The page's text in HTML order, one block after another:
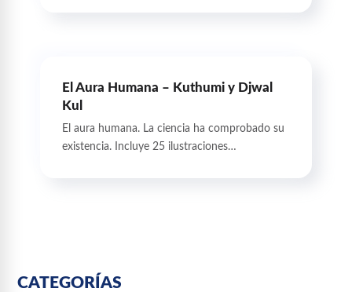
El Aura Humana – Kuthumi y Djwal
Kul
El aura humana. La ciencia ha comprobado su
existencia. Incluye 25 ilustraciones…
CATEGORÍAS